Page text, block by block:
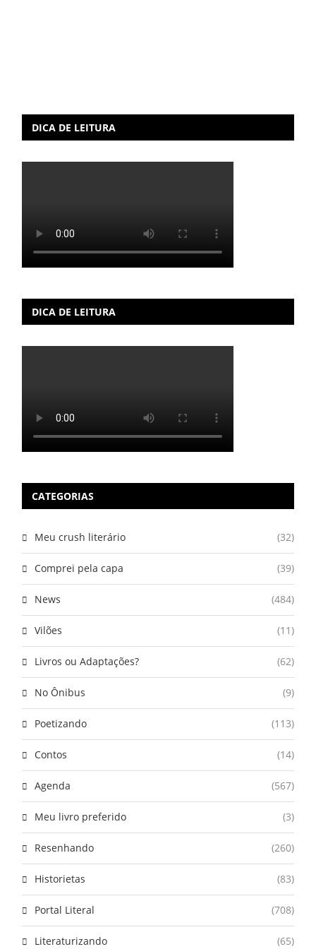
DICA DE LEITURA
DICA DE LEITURA
CATEGORIAS
Meu crush literário (32)
Comprei pela capa (39)
News (484)
Vilões (11)
Livros ou Adaptações? (62)
No Ônibus (9)
Poetizando (113)
Contos (14)
Agenda (567)
Meu livro preferido (3)
Resenhando (260)
Historietas (83)
Portal Literal (708)
Literaturizando (65)